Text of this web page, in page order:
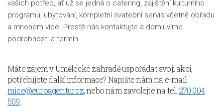
vašich potřeb, ať už se jedná o catering, zajištění kulturního
programu, ubytování, kompletní svatební servis včetně obřadu
a mnohem více. Prostě nás kontaktujte a domluvíme
podrobnosti a termín.
Máte zájem v Umělecké zahradě uspořádat svoji akci,
potřebujete další informace? Napište nám na e-mail
mice@euroagentur.cz, nebo nám zavolejte na tel. 270 004
509